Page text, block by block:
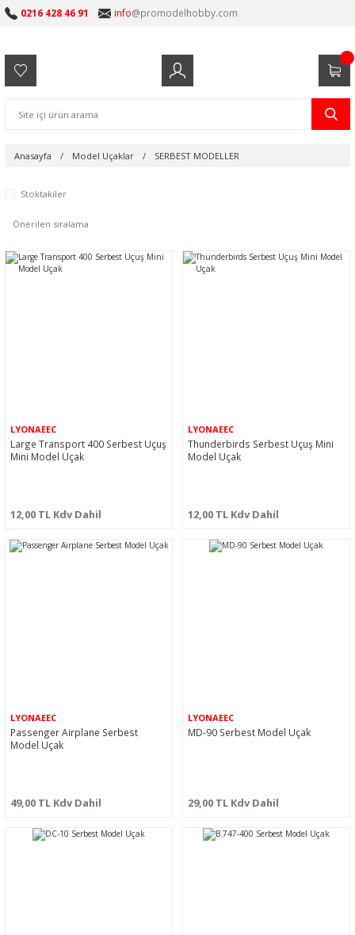
0216 428 46 91 info@promodelhobby.com
Anasayfa Model Uçaklar SERBEST MODELLER
Stoktakiler
LYONAEEC
Large Transport 400 Serbest Uçuş
Mini Model Uçak
12,00 TL Kdv Dahil
LYONAEEC
Thunderbirds Serbest Uçuş Mini
Model Uçak
12,00 TL Kdv Dahil
LYONAEEC
Passenger Airplane Serbest
Model Uçak
49,00 TL Kdv Dahil
LYONAEEC
MD-90 Serbest Model Uçak
29,00 TL Kdv Dahil